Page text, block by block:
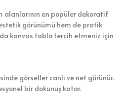
alanlarının en popüler dekoratif
görünümü hem de pratik
kanvas tablo tercih etmeniz için
görseller canlı ve net görünür.
bir dokunuş katar.